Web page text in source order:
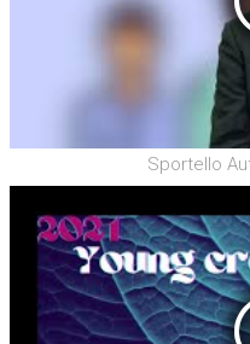
Sportello